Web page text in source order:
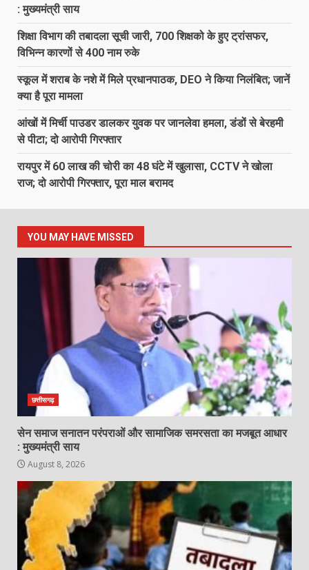
: मुख्यमंत्री साय
शिक्षा विभाग की तबादला सूची जारी, 700 शिक्षको के हुए ट्रांसफर,
विभिन्न कारणों से 400 नाम रुके
स्कूल में शराब के नशे में मिले प्रधानपाठक, DEO ने किया निलंबित; जानें
क्या है पूरा मामला
आंखों में मिर्ची पाउडर डालकर युवक पर जानलेवा हमला, डंडों से बेरहमी
से पीटा; दो आरोपी गिरफ्तार
रायपुर में 60 लाख की चोरी का 48 घंटे में खुलासा, CCTV ने खोला
राज; दो आरोपी गिरफ्तार, पूरा माल बरामद
YOU MAY HAVE MISSED
छत्तीसगढ़
सेन समाज सनातन परंपराओं और सामाजिक समरसता का मजबूत आधार
: मुख्यमंत्री साय
August 8, 2026